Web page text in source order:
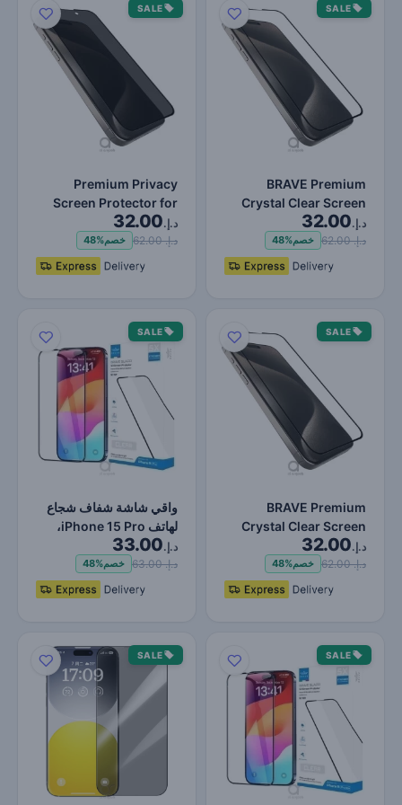
SALE
BRAVE Premium
Crystal Clear Screen
Protector for iPhone 15
Pro -…
د.إ.32.00
د.إ. 62.00 خصم48%
SALE
Premium Privacy
Screen Protector for
iPhone 15 Pro - 2.5D
Curved…
د.إ.32.00
د.إ. 62.00 خصم48%
SALE
BRAVE Premium
Crystal Clear Screen
Protector for iPhone 15
Pro M…
د.إ.32.00
د.إ. 62.00 خصم48%
SALE
واقي شاشة شفاف شجاع
لهاتف iPhone 15 Pro،
حماية من الصدمات
والخدو…
د.إ.33.00
د.إ. 63.00 خصم48%
SALE
SALE